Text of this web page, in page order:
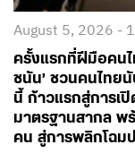
นี้ ก้าวแรกสู่การเ
มาตรฐานสากล พ
คน สู่การพลิกโฉมป
อ่านต่อ